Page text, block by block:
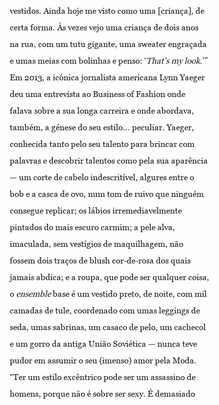
vestidos. Ainda hoje me visto como uma [criança], de
certa forma. Às vezes vejo uma criança de dois anos
na rua, com um tutu gigante, uma sweater engraçada
e umas meias com bolinhas e penso: ‘That’s my look.’”
Em 2013, a icónica jornalista americana Lynn Yaeger
deu uma entrevista ao Business of Fashion onde
falava sobre a sua longa carreira e onde abordava,
também, a génese do seu estilo... peculiar. Yaeger,
conhecida tanto pelo seu talento para brincar com
palavras e descobrir talentos como pela sua aparência
— um corte de cabelo indescritível, algures entre o
bob e a casca de ovo, num tom de ruivo que ninguém
consegue replicar; os lábios irremediavelmente
pintados do mais escuro carmim; a pele alva,
imaculada, sem vestígios de maquilhagem, não
fossem dois traços de blush cor-de-rosa dos quais
jamais abdica; e a roupa, que pode ser qualquer coisa,
o ensemblebase é um vestido preto, de noite, com mil
camadas de tule, coordenado com umas leggings de
seda, umas sabrinas, um casaco de pelo, um cachecol
e um gorro da antiga União Soviética — nunca teve
pudor em assumir o seu (imenso) amor pela Moda.
“Ter um estilo excêntrico pode ser um assassino de
homens, porque não é sobre ser sexy. É demasiado